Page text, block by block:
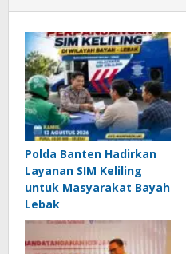
Polda Banten Hadirkan
Layanan SIM Keliling
untuk Masyarakat Bayah
Lebak